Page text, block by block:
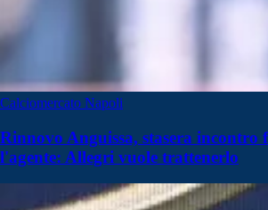
Calciomercato Napoli
Rinnovo Anguissa, stasera incontro
l'agente: Allegri vuole trattenerlo